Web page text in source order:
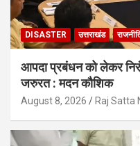
DISASTER उत्तराखंड
आपदा प्रबंधन को लेकर
जरुरत : मदन कौशिक
August 8, 2026 Raj Satta